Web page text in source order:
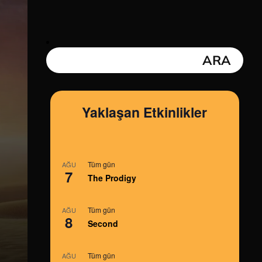
Yaklaşan Etkinlikler
AĞU
7
Tüm gün
The Prodigy
AĞU
8
Tüm gün
Second
AĞU Tüm gün